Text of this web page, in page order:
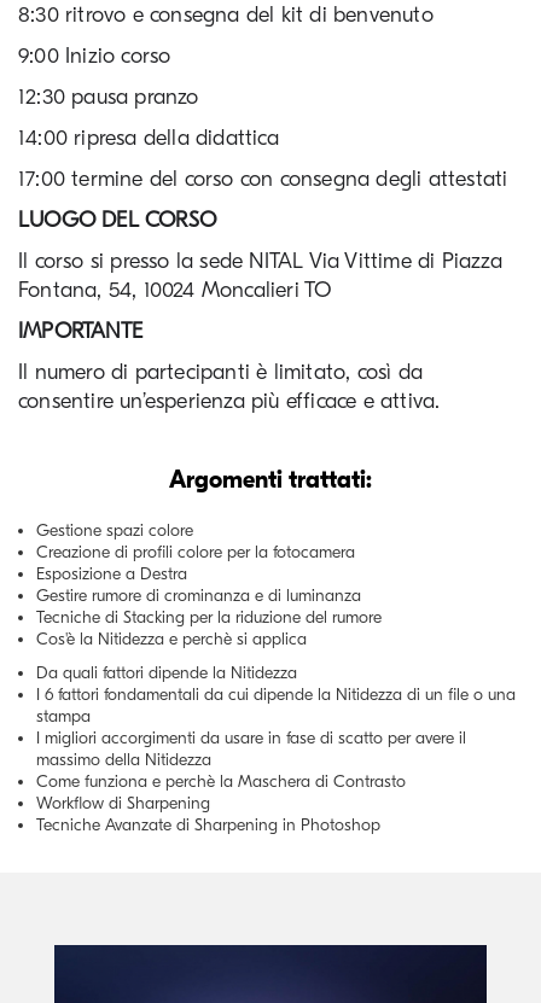
8:30 ritrovo e consegna del kit di benvenuto
9:00 Inizio corso
12:30 pausa pranzo
14:00 ripresa della didattica
17:00 termine del corso con consegna degli attestati
LUOGO DEL CORSO
Il corso si presso la sede NITAL Via Vittime di Piazza
Fontana, 54, 10024 Moncalieri TO
IMPORTANTE
Il numero di partecipanti è limitato, così da
consentire un’esperienza più efficace e attiva.
Argomenti trattati:
Gestione spazi colore
Creazione di profili colore per la fotocamera
Esposizione a Destra
Gestire rumore di crominanza e di luminanza
Tecniche di Stacking per la riduzione del rumore
Cos'è la Nitidezza e perchè si applica
Da quali fattori dipende la Nitidezza
I 6 fattori fondamentali da cui dipende la Nitidezza di un file o una
stampa
I migliori accorgimenti da usare in fase di scatto per avere il
massimo della Nitidezza
Come funziona e perchè la Maschera di Contrasto
Workflow di Sharpening
Tecniche Avanzate di Sharpening in Photoshop